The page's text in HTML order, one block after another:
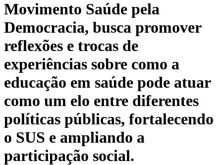
Movimento Saúde pela
Democracia, busca promover
reflexões e trocas de
experiências sobre como a
educação em saúde pode atuar
como um elo entre diferentes
políticas públicas, fortalecendo
o SUS e ampliando a
participação social.